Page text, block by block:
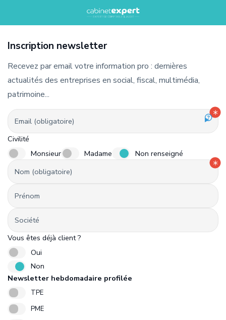
Inscription newsletter
Recevez par email votre information pro : dernières
actualités des entreprises en social, fiscal, multimédia,
patrimoine...
Email (obligatoire)
Monsieur Madame Non renseigné
Civilité
Nom (obligatoire)
Prénom
Société
Oui
Non
Vous êtes déjà client ?
TPE
PME
Newsletter hebdomadaire profilée